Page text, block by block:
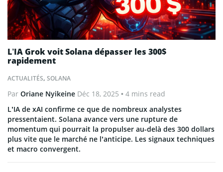
ACTUALITÉS, SOLANA
L’IA Grok voit Solana dépasser les 300$
rapidement
Par Oriane Nyikeine Déc 18, 2025 • 4 mins read
L’IA de xAI confirme ce que de nombreux analystes
pressentaient. Solana avance vers une rupture de
momentum qui pourrait la propulser au-delà des 300 dollars
plus vite que le marché ne l’anticipe. Les signaux techniques
et macro convergent.